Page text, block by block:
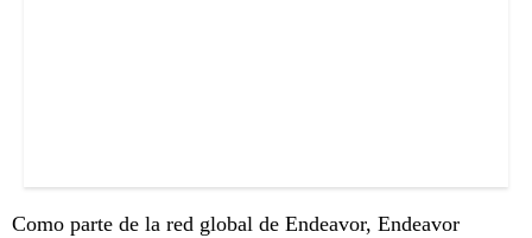
Como parte de la red global de Endeavor, Endeavor